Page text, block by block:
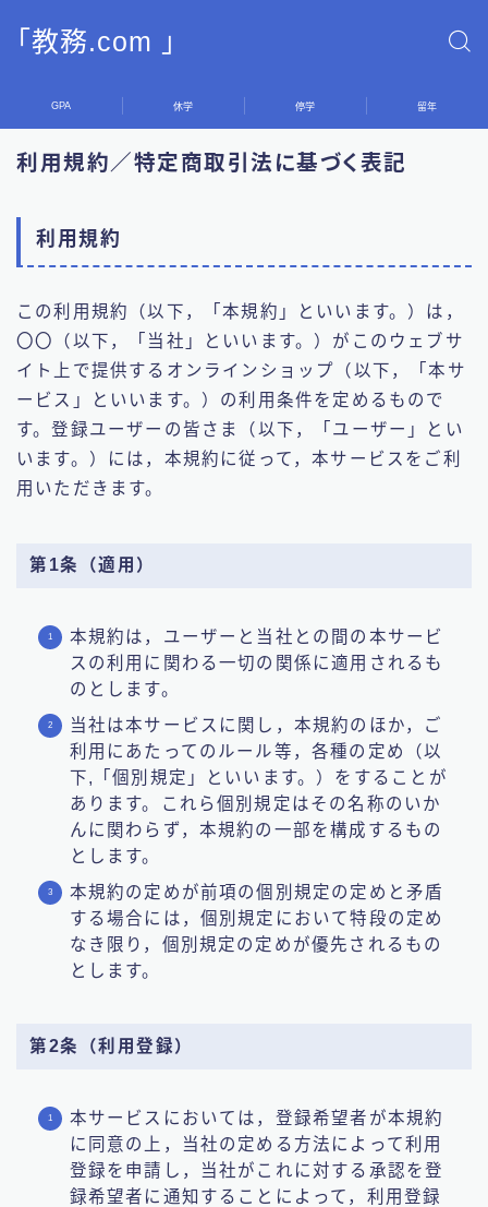
「教務.com 」
GPA 休学 停学 留年
利用規約／特定商取引法に基づく表記
利用規約
この利用規約（以下，「本規約」といいます。）は，
〇〇（以下，「当社」といいます。）がこのウェブサ
イト上で提供するオンラインショップ（以下，「本サ
ービス」といいます。）の利用条件を定めるもので
す。登録ユーザーの皆さま（以下，「ユーザー」とい
います。）には，本規約に従って，本サービスをご利
用いただきます。
第1条（適用）
本規約は，ユーザーと当社との間の本サービ
スの利用に関わる一切の関係に適用されるも
のとします。
当社は本サービスに関し，本規約のほか，ご
利用にあたってのルール等，各種の定め（以
下,「個別規定」といいます。）をすることが
あります。これら個別規定はその名称のいか
んに関わらず，本規約の一部を構成するもの
とします。
本規約の定めが前項の個別規定の定めと矛盾
する場合には，個別規定において特段の定め
なき限り，個別規定の定めが優先されるもの
とします。
第2条（利用登録）
本サービスにおいては，登録希望者が本規約
に同意の上，当社の定める方法によって利用
登録を申請し，当社がこれに対する承認を登
録希望者に通知することによって，利用登録